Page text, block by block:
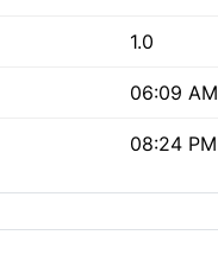
1.0
06:09 AM
08:24 PM